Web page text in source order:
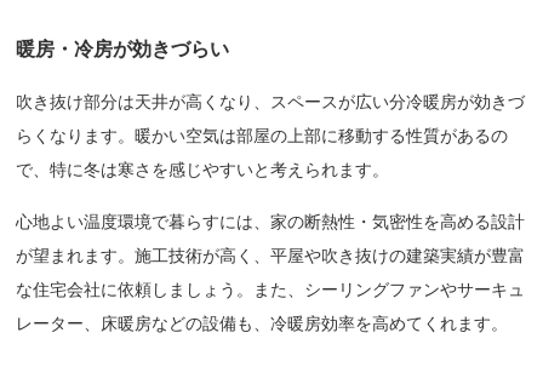
暖房・冷房が効きづらい
吹き抜け部分は天井が高くなり、スペースが広い分冷暖房が効きづ
らくなります。暖かい空気は部屋の上部に移動する性質があるの
で、特に冬は寒さを感じやすいと考えられます。
心地よい温度環境で暮らすには、家の断熱性・気密性を高める設計
が望まれます。施工技術が高く、平屋や吹き抜けの建築実績が豊富
な住宅会社に依頼しましょう。また、シーリングファンやサーキュ
レーター、床暖房などの設備も、冷暖房効率を高めてくれます。